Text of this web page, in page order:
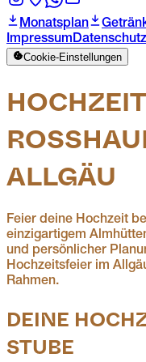
Monatsplan
ImpressumDatenschutz
Cookie-Einstellungen
LLGÄU
Feier deine Hochzeit
einzigartigem
und persönlicher
Hochzeitsfeier im
Rahmen.
DEINE
STUBE